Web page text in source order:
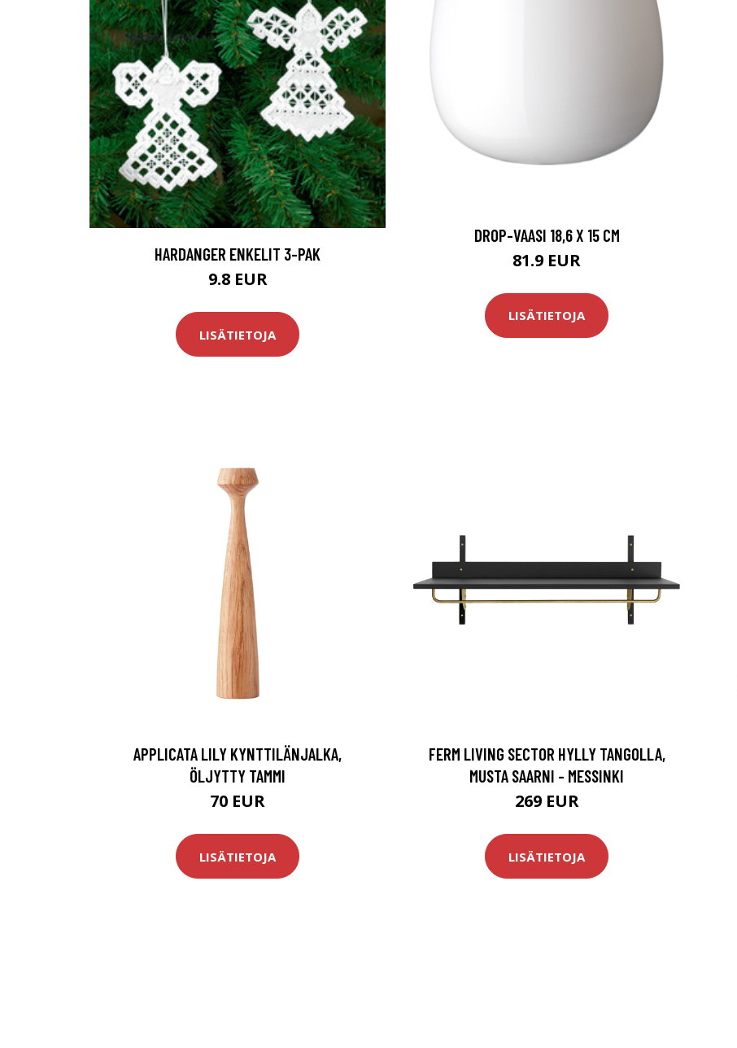
HARDANGER ENKELIT 3-PAK
9.8 EUR
LISÄTIETOJA
DROP-VAASI 18,6 X 15 CM
81.9 EUR
LISÄTIETOJA
APPLICATA LILY KYNTTILÄNJALKA,
ÖLJYTTY TAMMI
70 EUR
LISÄTIETOJA
FERM LIVING SECTOR HYLLY TANGOLLA,
MUSTA SAARNI - MESSINKI
269 EUR
LISÄTIETOJA